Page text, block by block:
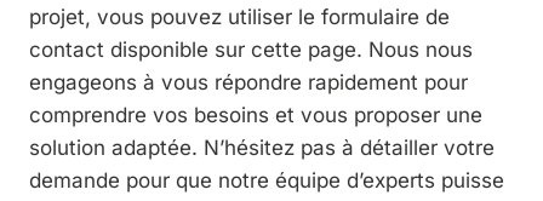
projet, vous pouvez utiliser le formulaire de
contact disponible sur cette page. Nous nous
engageons à vous répondre rapidement pour
comprendre vos besoins et vous proposer une
solution adaptée. N’hésitez pas à détailler votre
demande pour que notre équipe d’experts puisse